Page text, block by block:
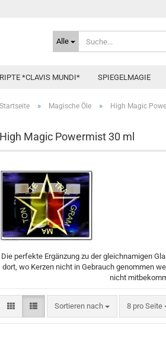
Alle
*CLAVIS MUNDI* SPIEGELMAGIE
Startseite » Magische Öle » High Magic
High Magic Powermist 30 ml
Die perfekte Ergänzung zu der gleichnamigen
dort, wo Kerzen nicht in Gebrauch genommen
nicht
Sortieren nach
Sortieren nach 8 pro Seite
pro Seite